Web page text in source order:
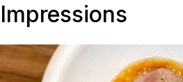
Impressions